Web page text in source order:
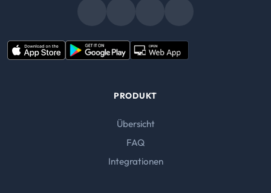
PRODUKT
Übersicht
FAQ
Integrationen